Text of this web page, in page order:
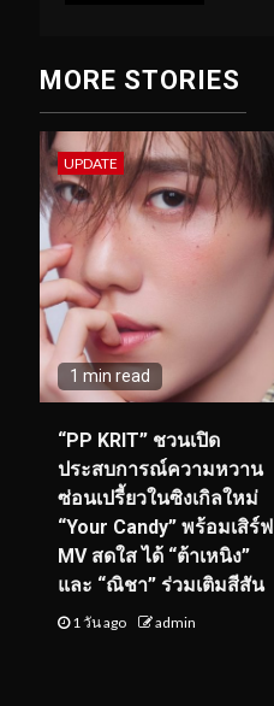
MORE STORIES
UPDATE
1 min read
“PP KRIT” ชวนเปิด
ประสบการณ์ความหวาน
ซ่อนเปรี้ยวในซิงเกิลใหม่
“Your Candy” พร้อมเสิร์ฟ
MV สดใส ได้ “ต้าเหนิง”
และ “ณิชา” ร่วมเติมสีสัน
1 วัน ago admin